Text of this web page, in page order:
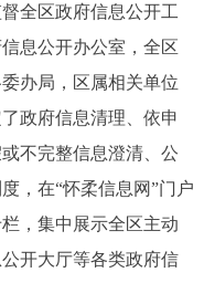
人文北京
视频北京
日本語
全区政府信息公开工
息公开办公室，全区
办局，区属相关单位
政府信息清理、依申
不完整信息澄清、公
，在“怀柔信息网”门户
，集中展示全区主动
开大厅等各类政府信